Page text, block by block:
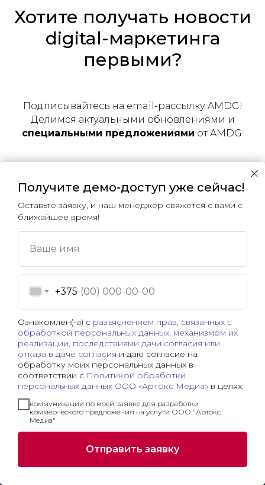
Получите демо-доступ уже сейчас!
Оставьте заявку, и наш менеджер свяжется с вами с
ближайшее время!
Ваше имя
+375
Ознакомлен(-а) с разъяснением прав, связанных с
обработкой персональных данных, механизмом их
реализации, последствиями дачи согласия или
отказа в даче согласия и даю согласие на
обработку моих персональных данных в
соответствии с Политикой обработки
персональных данных ООО «Артокс Медиа» в целях:
коммуникации по моей заявке для разработки
коммерческого предложения на услуги ООО "Артокс
Медиа"
Отправить заявку
Хотите получать новости
digital-маркетинга
первыми?
Подписывайтесь на email-рассылку AMDG!
Делимся актуальными обновлениями и
специальными предложениями от AMDG.
Подписаться
Персональные настройки cookie-файлов
Обработка персональных данных
Публичный договор
Наши контакты
Сайт использует файлы cookie для
обеспечения удобства пользователей
сайта, его улучшения и правильного
функционирования.